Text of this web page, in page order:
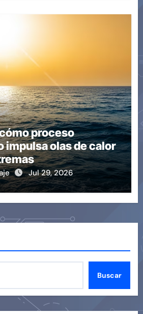
proceso
impulsa olas de calor
Jul 29, 2026
Buscar